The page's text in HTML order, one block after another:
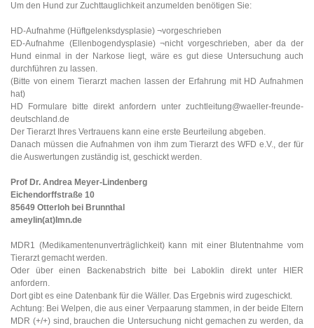
Um den Hund zur Zuchttauglichkeit anzumelden benötigen Sie:
HD-Aufnahme (Hüftgelenksdysplasie) ¬vorgeschrieben
ED-Aufnahme (Ellenbogendysplasie) ¬nicht vorgeschrieben, aber da der
Hund einmal in der Narkose liegt, wäre es gut diese Untersuchung auch
durchführen zu lassen.
(Bitte von einem Tierarzt machen lassen der Erfahrung mit HD Aufnahmen
hat)
HD Formulare bitte direkt anfordern unter zuchtleitung@waeller-freunde-
deutschland.de
Der Tierarzt Ihres Vertrauens kann eine erste Beurteilung abgeben.
Danach müssen die Aufnahmen von ihm zum Tierarzt des WFD e.V., der für
die Auswertungen zuständig ist, geschickt werden.
Prof Dr. Andrea Meyer-Lindenberg
Eichendorffstraße 10
85649 Otterloh bei Brunnthal
ameylin(at)Imn.de
MDR1 (Medikamentenunverträglichkeit) kann mit einer Blutentnahme vom
Tierarzt gemacht werden.
Oder über einen Backenabstrich bitte bei Laboklin direkt unter HIER
anfordern.
Dort gibt es eine Datenbank für die Wäller. Das Ergebnis wird zugeschickt.
Achtung: Bei Welpen, die aus einer Verpaarung stammen, in der beide Eltern
MDR (+/+) sind, brauchen die Untersuchung nicht gemachen zu werden, da